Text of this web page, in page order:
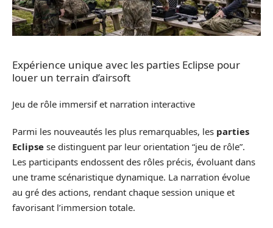
Expérience unique avec les parties Eclipse pour
louer un terrain d’airsoft
Jeu de rôle immersif et narration interactive
Parmi les nouveautés les plus remarquables, les parties
Eclipse se distinguent par leur orientation “jeu de rôle”.
Les participants endossent des rôles précis, évoluant dans
une trame scénaristique dynamique. La narration évolue
au gré des actions, rendant chaque session unique et
favorisant l’immersion totale.